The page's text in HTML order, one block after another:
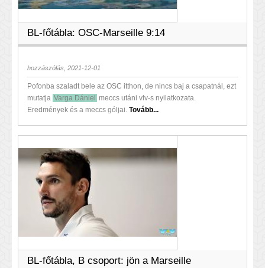
BL-főtábla: OSC-Marseille 9:14
hozzászólás, 2021-12-01
Pofonba szaladt bele az OSC itthon, de nincs baj a csapatnál, ezt
mutatja Varga Dániel meccs utáni vlv-s nyilatkozata.
Eredmények és a meccs góljai. Tovább...
BL-főtábla, B csoport: jön a Marseille